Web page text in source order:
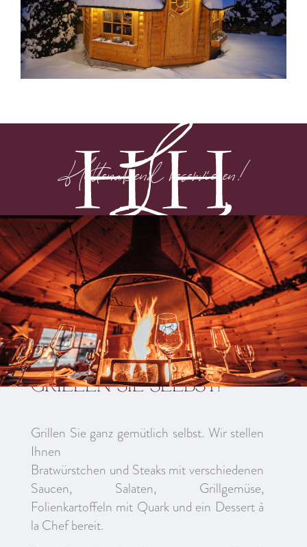
Hüttenabend reservieren!
Grillen Sie selbst!
Grillen Sie ganz gemütlich selbst. Wir stellen
Ihnen
Bratwürstchen und Steaks mit verschiedenen
Saucen, Salaten, Grillgemüse,
Folienkartoffeln mit Quark und ein Dessert à
la Chef bereit.